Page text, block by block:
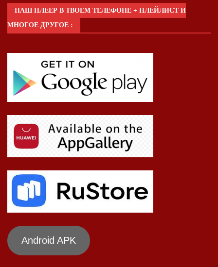
НАШ ПЛЕЕР В ТВОЕМ ТЕЛЕФОНЕ + ПЛЕЙЛИСТ И
МНОГОЕ ДРУГОЕ :
Android APK